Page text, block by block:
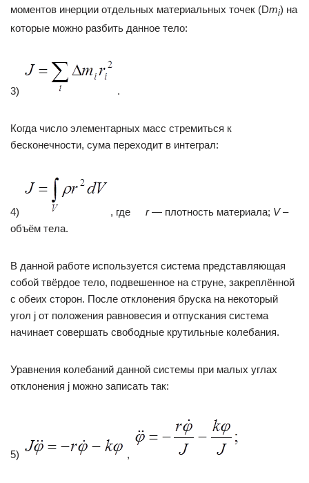
моментов инерции отдельных материальных точек (Dmi) на
которые можно разбить данное тело:
3) .
Когда число элементарных масс стремиться к
бесконечности, сума переходит в интеграл:
4) , где r— плотность материала; V–
объём тела.
В данной работе используется система представляющая
собой твёрдое тело, подвешенное на струне, закреплённой
с обеих сторон. После отклонения бруска на некоторый
угол j от положения равновесия и отпускания система
начинает совершать свободные крутильные колебания.
Уравнения колебаний данной системы при малых углах
отклонения j можно записать так:
5) ,